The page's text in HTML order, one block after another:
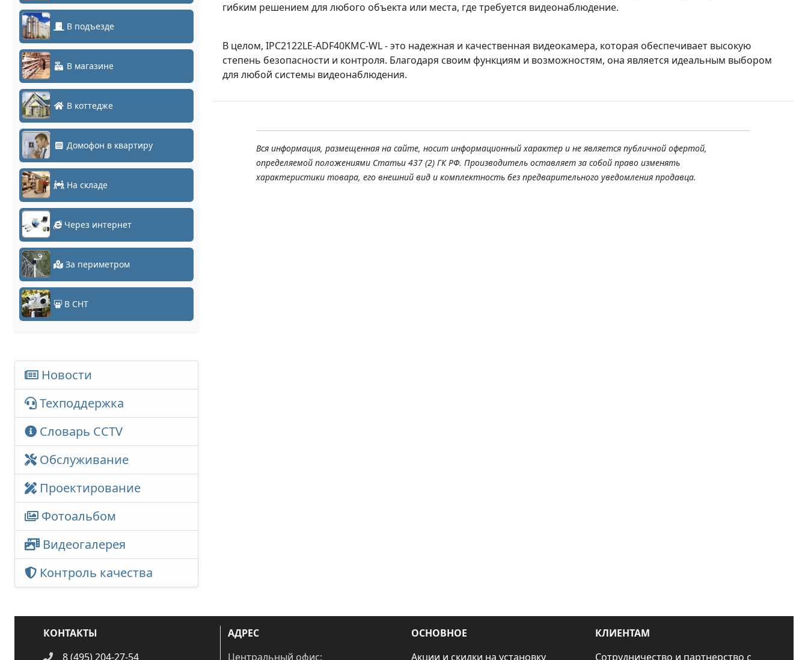
В подъезде
В магазине
В коттедже
Домофон в квартиру
На складе
Через интернет
За периметром
В СНТ
Новости
Техподдержка
Словарь CCTV
Обслуживание
Проектирование
Фотоальбом
Видеогалерея
Контроль качества
гибким решением для любого объекта или места, где требуется видеонаблюдение.
В целом, IPC2122LE-ADF40KMC-WL - это надежная и качественная видеокамера, которая обеспечивает высокую
степень безопасности и контроля. Благодаря своим функциям и возможностям, она является идеальным выбором
для любой системы видеонаблюдения.
Вся информация, размещенная на сайте, носит информационный характер и не является публичной офертой,
определяемой положениями Статьи 437 (2) ГК РФ. Производитель оставляет за собой право изменять
характеристики товара, его внешний вид и комплектность без предварительного уведомления продавца.
КОНТАКТЫ
8 (495) 204-27-54
АДРЕС
Центральный офис:
ОСНОВНОЕ
Акции и скидки на установку
КЛИЕНТАМ
Сотрудничество и партнерство с